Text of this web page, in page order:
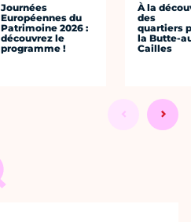
Journées
Européennes du
Patrimoine 2026 :
découvrez le
programme !
À la
des
quartiers
la Butte-
Cailles